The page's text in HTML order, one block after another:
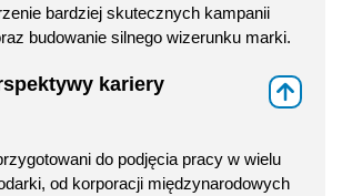
bardziej skutecznych kampanii
budowanie silnego wizerunku marki.
kariery
do podjęcia pracy w wielu
od korporacji międzynarodowych